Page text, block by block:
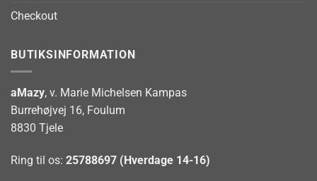
Checkout
BUTIKSINFORMATION
aMazy, v. Marie Michelsen Kampas
Burrehøjvej 16, Foulum
8830 Tjele
Ring til os: 25788697 (Hverdage 14-16)